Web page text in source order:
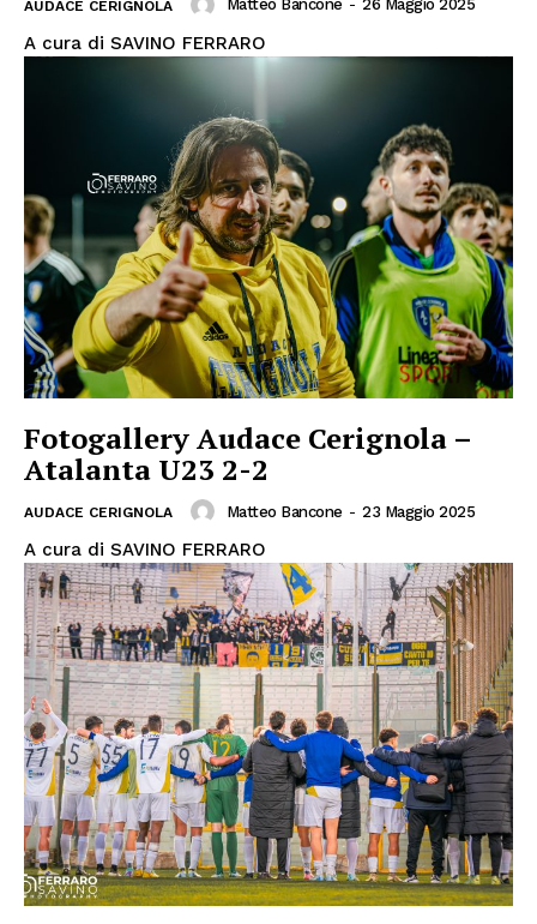
AUDACE CERIGNOLA Matteo Bancone - 26 Maggio 2025
A cura di SAVINO FERRARO
Fotogallery Audace Cerignola –
Atalanta U23 2-2
AUDACE CERIGNOLA Matteo Bancone - 23 Maggio 2025
A cura di SAVINO FERRARO